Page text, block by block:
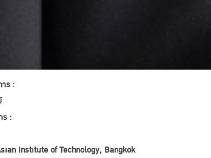
าร :
ร :
Institute of Technology, Bangkok